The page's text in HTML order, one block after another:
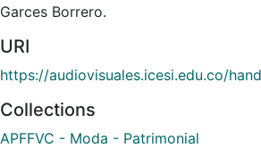
Garces Borrero.
URI
https://audiovisuales.icesi.edu.co/
Collections
APFFVC - Moda - Patrimonial